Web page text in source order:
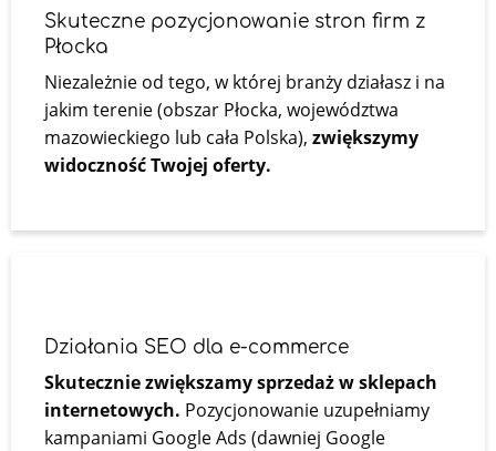
Skuteczne pozycjonowanie stron firm z
Płocka
Niezależnie od tego, w której branży działasz i na
jakim terenie (obszar Płocka, województwa
mazowieckiego lub cała Polska), zwiększymy
widoczność Twojej oferty.
Działania SEO dla e-commerce
Skutecznie zwiększamy sprzedaż w sklepach
internetowych. Pozycjonowanie uzupełniamy
kampaniami Google Ads (dawniej Google